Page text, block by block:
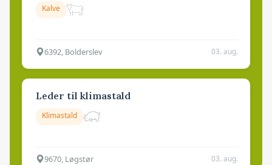
Kalve
6392, Bolderslev 03. aug.
Leder til klimastald
Klimastald
9670, Løgstør 03. aug.